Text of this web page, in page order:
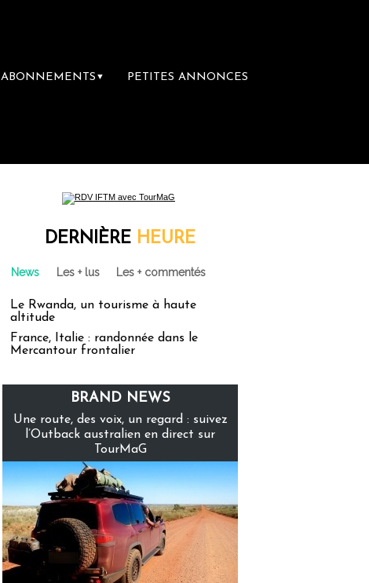
ABONNEMENTS ▼ PETITES ANNONCES
DERNIÈRE HEURE
News Les + lus Les + commentés
Le Rwanda, un tourisme à haute
altitude
France, Italie : randonnée dans le
Mercantour frontalier
BRAND NEWS
Une route, des voix, un regard : suivez
l’Outback australien en direct sur
TourMaG